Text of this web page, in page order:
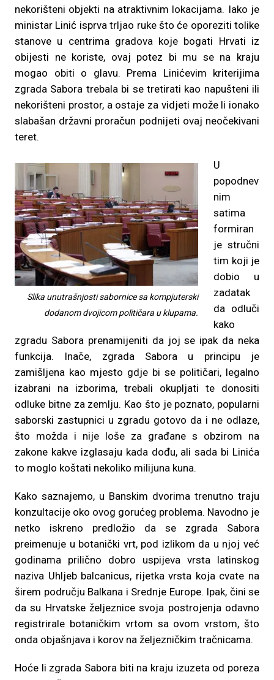
nekorišteni objekti na atraktivnim lokacijama. Iako je
ministar Linić isprva trljao ruke što će oporeziti tolike
stanove u centrima gradova koje bogati Hrvati iz
obijesti ne koriste, ovaj potez bi mu se na kraju
mogao obiti o glavu. Prema Linićevim kriterijima
zgrada Sabora trebala bi se tretirati kao napušteni ili
nekorišteni prostor, a ostaje za vidjeti može li ionako
slabašan državni proračun podnijeti ovaj neočekivani
teret.
Slika unutrašnjosti sabornice sa kompjuterski
dodanom dvojicom političara u klupama.
U
popodnev
nim
satima
formiran
je stručni
tim koji je
dobio u
zadatak
da odluči
kako
zgradu Sabora prenamijeniti da joj se ipak da neka
funkcija. Inače, zgrada Sabora u principu je
zamišljena kao mjesto gdje bi se političari, legalno
izabrani na izborima, trebali okupljati te donositi
odluke bitne za zemlju. Kao što je poznato, popularni
saborski zastupnici u zgradu gotovo da i ne odlaze,
što možda i nije loše za građane s obzirom na
zakone kakve izglasaju kada dođu, ali sada bi Linića
to moglo koštati nekoliko milijuna kuna.
Kako saznajemo, u Banskim dvorima trenutno traju
konzultacije oko ovog gorućeg problema. Navodno je
netko iskreno predložio da se zgrada Sabora
preimenuje u botanički vrt, pod izlikom da u njoj već
godinama prilično dobro uspijeva vrsta latinskog
naziva Uhljeb balcanicus, rijetka vrsta koja cvate na
širem području Balkana i Srednje Europe. Ipak, čini se
da su Hrvatske željeznice svoja postrojenja odavno
registrirale botaničkim vrtom sa ovom vrstom, što
onda objašnjava i korov na željezničkim tračnicama.
Hoće li zgrada Sabora biti na kraju izuzeta od poreza